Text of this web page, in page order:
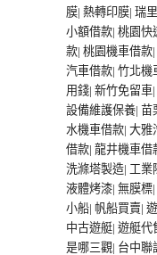
膜| 熱轉印膜| 瑞
小額借款| 桃園快
款| 桃園機車借款|
汽車借款| 竹北機
用錢| 新竹免留車|
設備維護保養| 苗
水機車借款| 大雅
借款| 龍井機車借
洗滌塔製造| 工業
液體烤漆| 無膜標|
小船| 帆船買賣|
中古遊艇| 遊艇代
是哪三觀| 台中聯